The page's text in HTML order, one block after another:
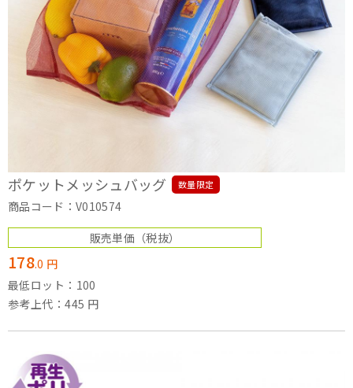
ポケットメッシュバッグ 数量限定
商品コード：V010574
販売単価 （税抜）
178.0 円
最低ロット：100
参考上代：445 円